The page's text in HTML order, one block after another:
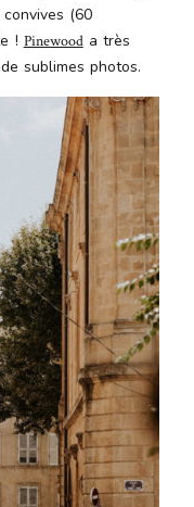
(60
! Pinewooda très
sublimes photos.